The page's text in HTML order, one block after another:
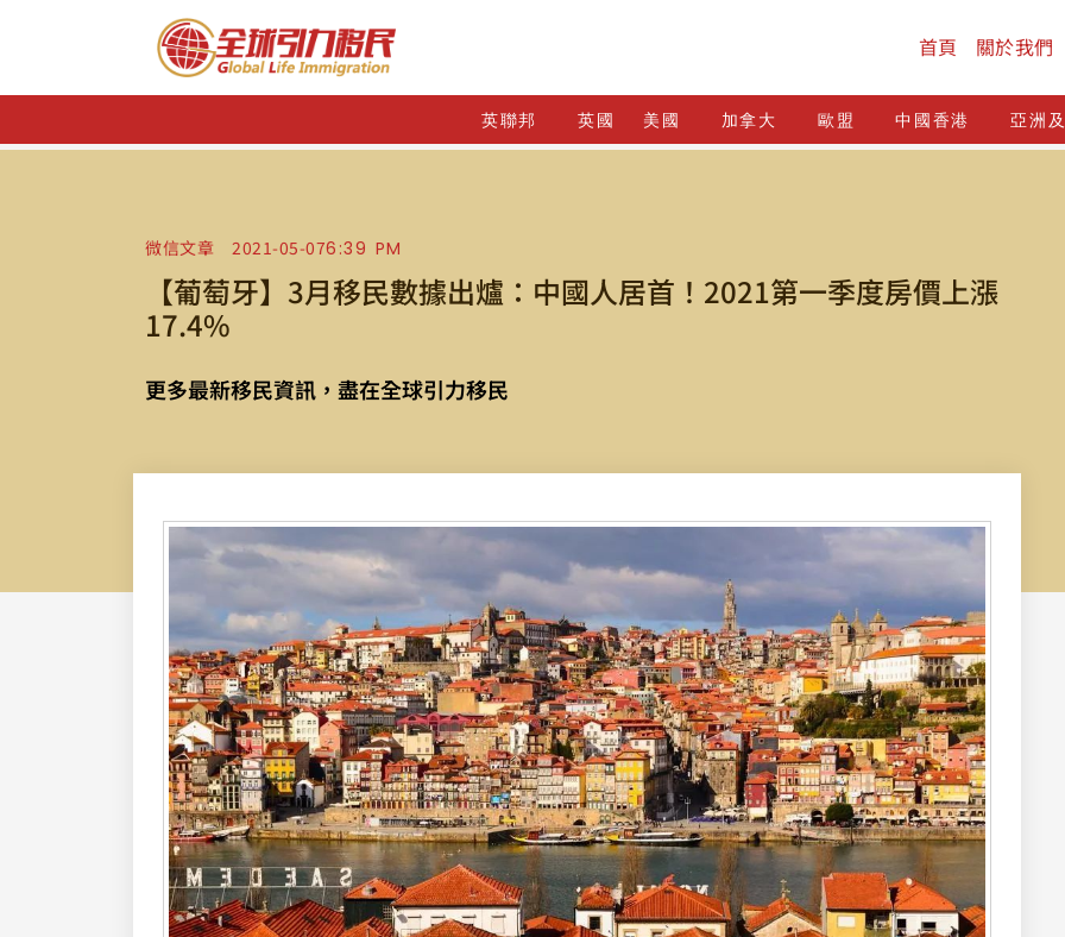
首頁 關於我們
英聯邦 英國 美國 加拿大 歐盟 中國香港 亞洲
微信文章 2021-05-076:39 PM
【葡萄牙】3月移民數據出爐：中國人居首！2021第一季度房價上漲
17.4%
更多最新移民資訊，盡在全球引力移民